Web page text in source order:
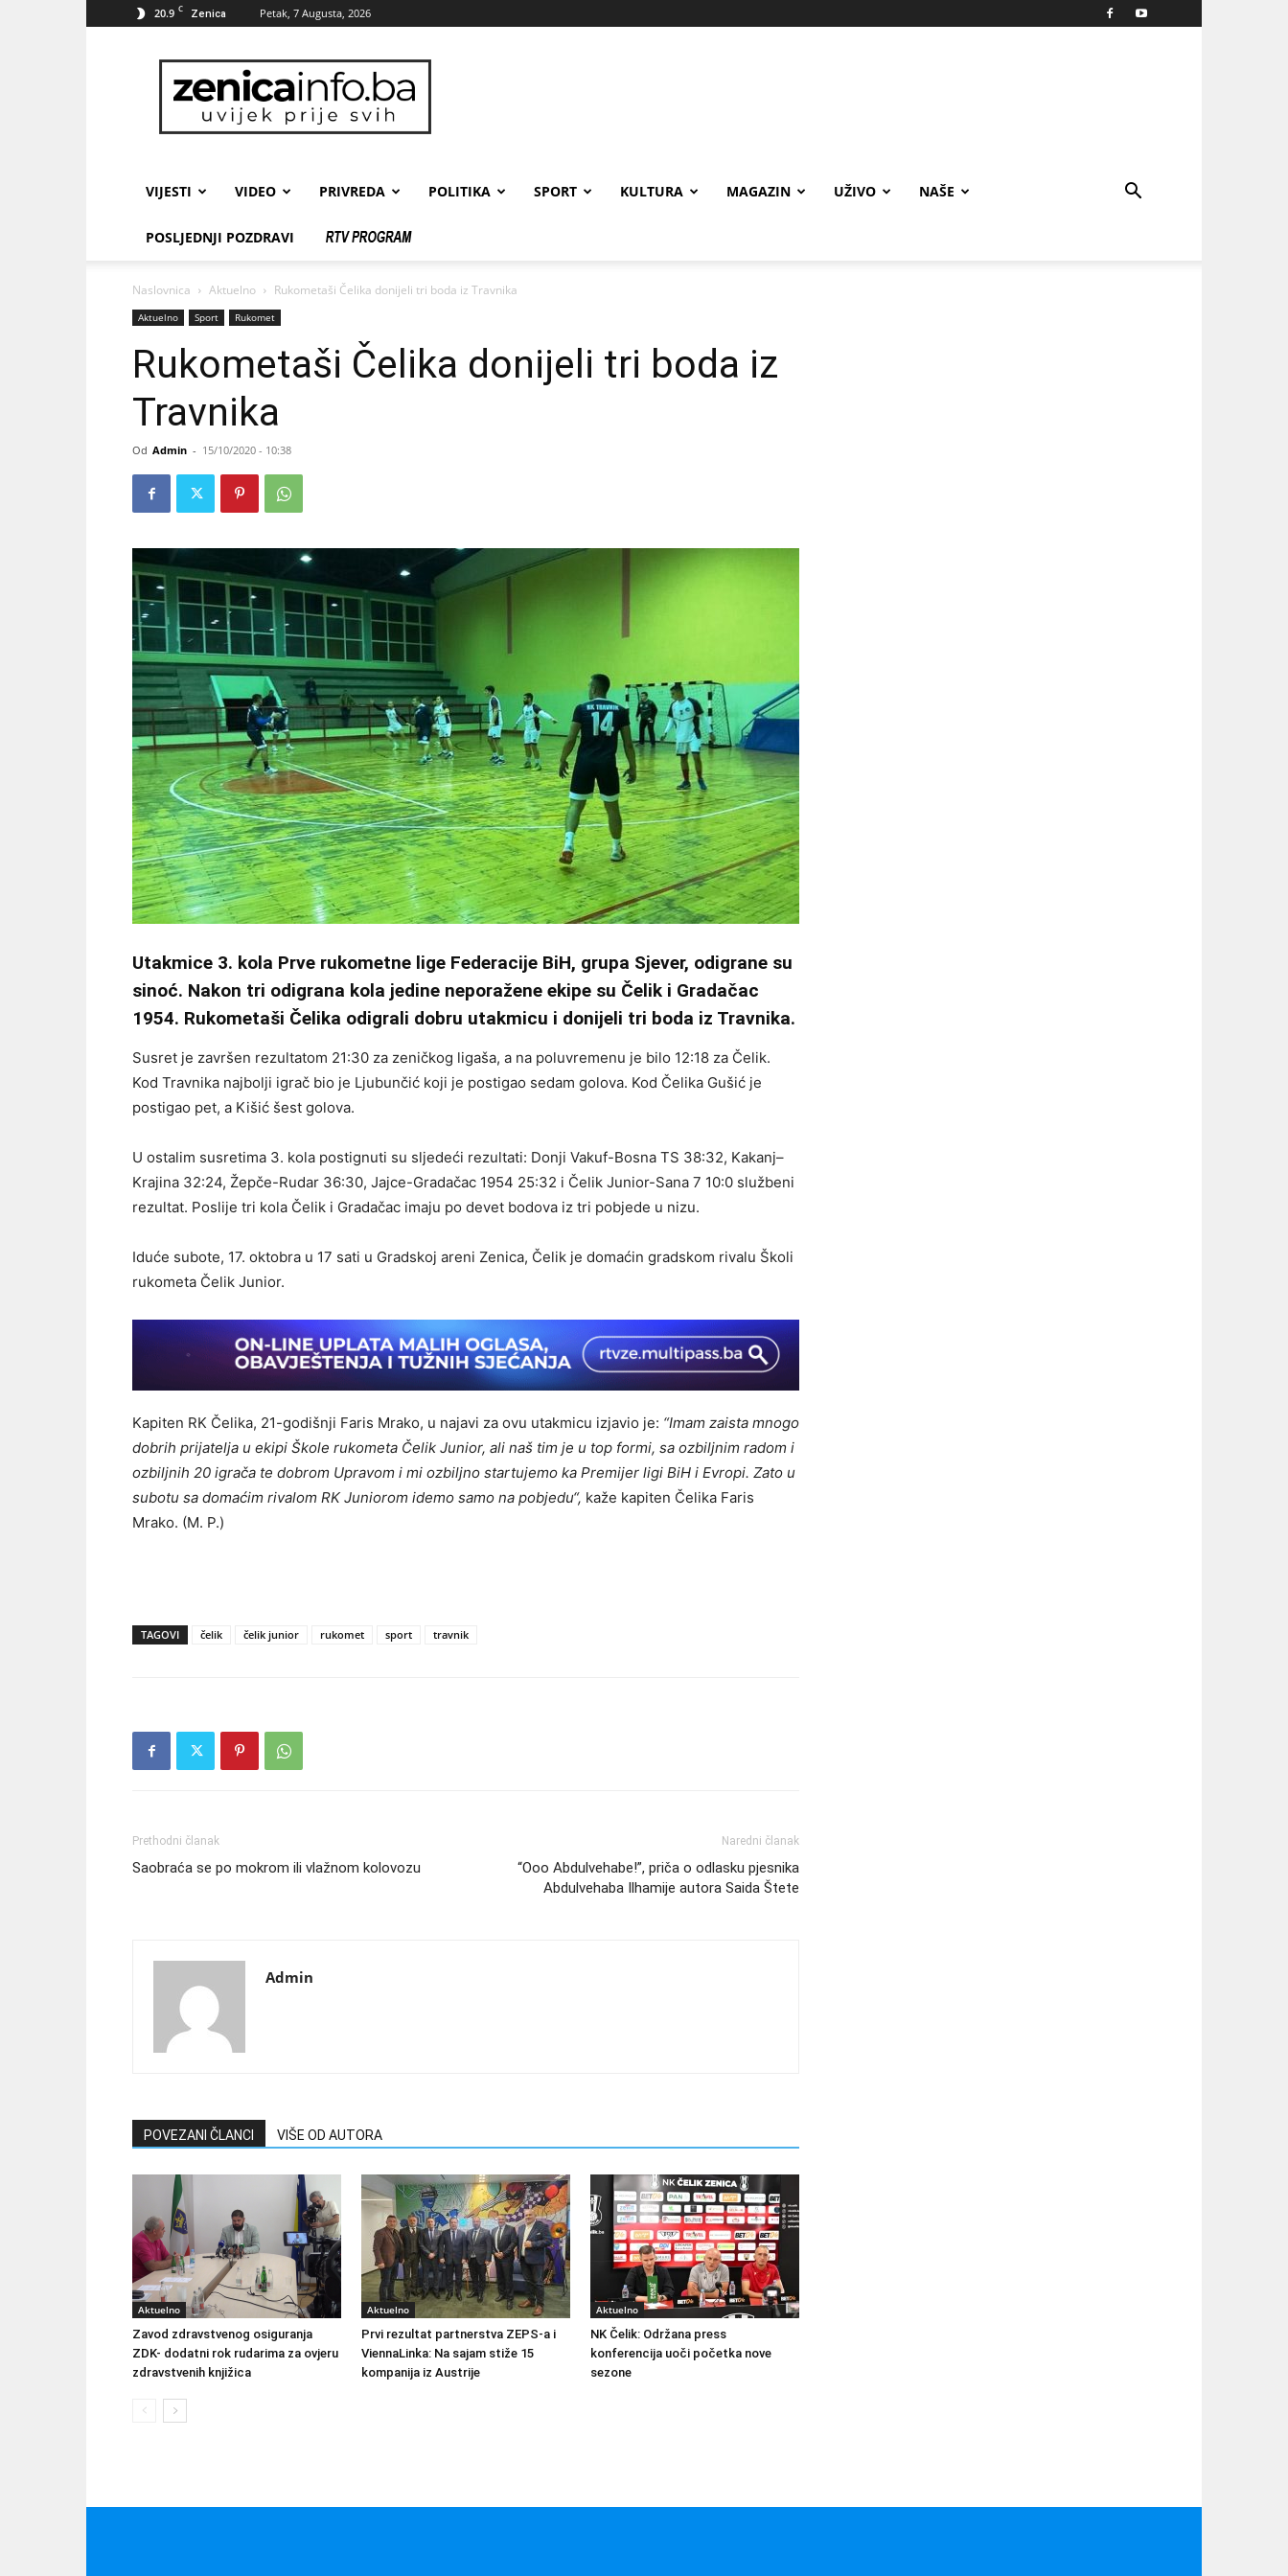
20.9 C Zenica Petak, 7 Augusta, 2026
zenicainfo.ba
VIJESTI VIDEO PRIVREDA POLITIKA SPORT KULTURA MAGAZIN UŽIVO NAŠE
POSLJEDNJI POZDRAVI
Naslovnica Aktuelno Rukometaši Čelika donijeli tri boda iz Travnika
Aktuelno Sport Rukomet
Rukometaši Čelika donijeli tri boda iz
Travnika
Od Admin - 15/10/2020 - 10:38
Utakmice 3. kola Prve rukometne lige Federacije BiH, grupa Sjever, odigrane su
sinoć. Nakon tri odigrana kola jedine neporažene ekipe su Čelik i Gradačac
1954. Rukometaši Čelika odigrali dobru utakmicu i donijeli tri boda iz Travnika.
Susret je završen rezultatom 21:30 za zeničkog ligaša, a na poluvremenu je bilo 12:18 za Čelik.
Kod Travnika najbolji igrač bio je Ljubunčić koji je postigao sedam golova. Kod Čelika Gušić je
postigao pet, a Kišić šest golova.
U ostalim susretima 3. kola postignuti su sljedeći rezultati: Donji Vakuf-Bosna TS 38:32, Kakanj–
Krajina 32:24, Žepče-Rudar 36:30, Jajce-Gradačac 1954 25:32 i Čelik Junior-Sana 7 10:0 službeni
rezultat. Poslije tri kola Čelik i Gradačac imaju po devet bodova iz tri pobjede u nizu.
Iduće subote, 17. oktobra u 17 sati u Gradskoj areni Zenica, Čelik je domaćin gradskom rivalu Školi
rukometa Čelik Junior.
Kapiten RK Čelika, 21-godišnji Faris Mrako, u najavi za ovu utakmicu izjavio je: “Imam zaista mnogo
dobrih prijatelja u ekipi Škole rukometa Čelik Junior, ali naš tim je u top formi, sa ozbiljnim radom i
ozbiljnih 20 igrača te dobrom Upravom i mi ozbiljno startujemo ka Premijer ligi BiH i Evropi. Zato u
subotu sa domaćim rivalom RK Juniorom idemo samo na pobjedu“, kaže kapiten Čelika Faris
Mrako. (M. P.)
TAGOVI čelik čelik junior rukomet sport travnik
Prethodni članak
Saobraća se po mokrom ili vlažnom kolovozu
Naredni članak
“Ooo Abdulvehabe!”, priča o odlasku pjesnika
Abdulvehaba Ilhamije autora Saida Štete
Admin
POVEZANI ČLANCI VIŠE OD AUTORA
Aktuelno
Zavod zdravstvenog osiguranja
ZDK- dodatni rok rudarima za ovjeru
zdravstvenih knjižica
Aktuelno
Prvi rezultat partnerstva ZEPS-a i
ViennaLinka: Na sajam stiže 15
kompanija iz Austrije
Aktuelno
NK Čelik: Održana press
konferencija uoči početka nove
sezone